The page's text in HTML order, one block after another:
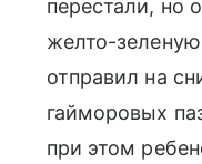
перестали, но
желто-зеленую
отправил на
гайморовых
при этом